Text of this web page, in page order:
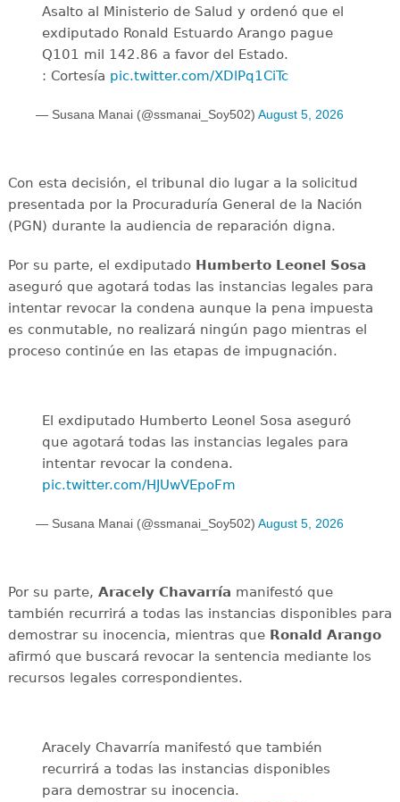
Asalto al Ministerio de Salud y ordenó que el
exdiputado Ronald Estuardo Arango pague
Q101 mil 142.86 a favor del Estado.
: Cortesía pic.twitter.com/XDlPq1CiTc
— Susana Manai (@ssmanai_Soy502) August 5, 2026
Con esta decisión, el tribunal dio lugar a la solicitud
presentada por la Procuraduría General de la Nación
(PGN) durante la audiencia de reparación digna.
Por su parte, el exdiputado Humberto Leonel Sosa
aseguró que agotará todas las instancias legales para
intentar revocar la condena aunque la pena impuesta
es conmutable, no realizará ningún pago mientras el
proceso continúe en las etapas de impugnación.
El exdiputado Humberto Leonel Sosa aseguró
que agotará todas las instancias legales para
intentar revocar la condena.
pic.twitter.com/HJUwVEpoFm
— Susana Manai (@ssmanai_Soy502) August 5, 2026
Por su parte, Aracely Chavarría manifestó que
también recurrirá a todas las instancias disponibles para
demostrar su inocencia, mientras que Ronald Arango
afirmó que buscará revocar la sentencia mediante los
recursos legales correspondientes.
Aracely Chavarría manifestó que también
recurrirá a todas las instancias disponibles
para demostrar su inocencia.